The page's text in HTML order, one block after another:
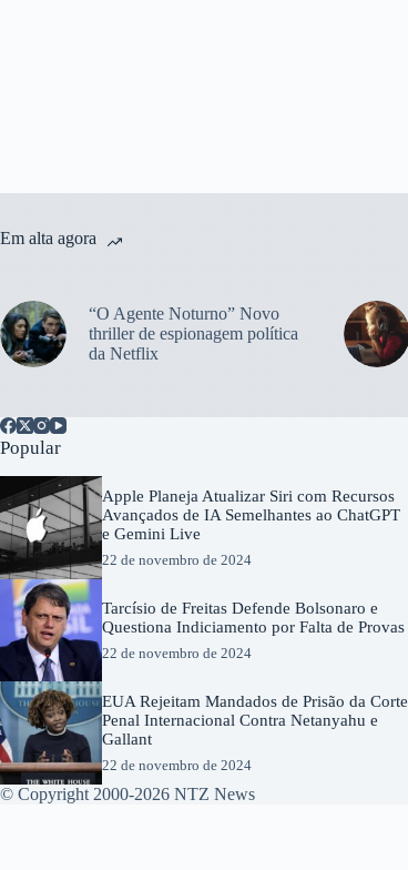
Em alta agora
“O Agente Noturno” Novo
thriller de espionagem política
da Netflix
Popular
Apple Planeja Atualizar Siri com Recursos
Avançados de IA Semelhantes ao ChatGPT
e Gemini Live
22 de novembro de 2024
Tarcísio de Freitas Defende Bolsonaro e
Questiona Indiciamento por Falta de Provas
22 de novembro de 2024
EUA Rejeitam Mandados de Prisão da Corte
Penal Internacional Contra Netanyahu e
Gallant
22 de novembro de 2024
© Copyright 2000-2026 NTZ News